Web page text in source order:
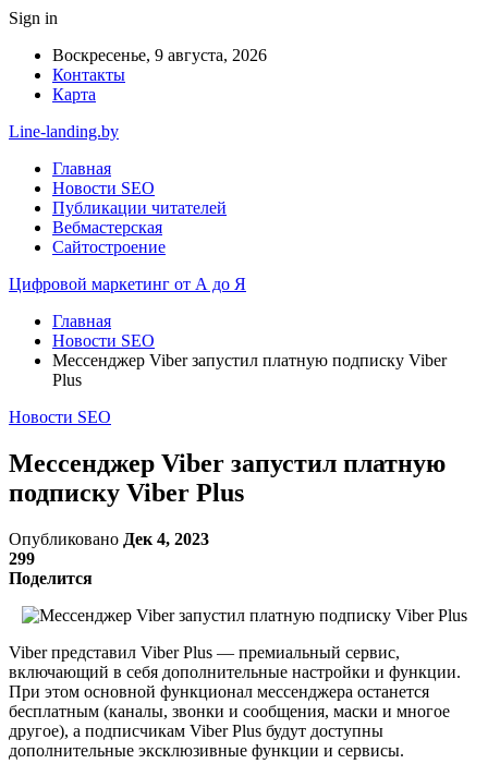
Sign in
Воскресенье, 9 августа, 2026
Контакты
Карта
Line-landing.by
Главная
Новости SEO
Публикации читателей
Вебмастерская
Сайтостроение
Цифровой маркетинг от А до Я
Главная
Новости SEO
Мессенджер Viber запустил платную подписку Viber
Plus
Новости SEO
Мессенджер Viber запустил платную
подписку Viber Plus
Опубликовано Дек 4, 2023
299
Поделится
Viber представил Viber Plus — премиальный сервис,
включающий в себя дополнительные настройки и функции.
При этом основной функционал мессенджера останется
бесплатным (каналы, звонки и сообщения, маски и многое
другое), а подписчикам Viber Plus будут доступны
дополнительные эксклюзивные функции и сервисы.